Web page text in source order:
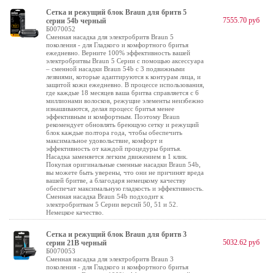
Сетка и режущий блок Braun для бритв 5
серии 54b черный
Б0070052
Сменная насадка для электробритв Braun 5
поколения - для Гладкого и комфортного бритья
ежедневно. Верните 100% эффективность вашей
электробритвы Braun 5 Серии с помощью аксессуара
– сменной насадки Braun 54b с 3 подвижными
лезвиями, которые адаптируются к контурам лица, и
защитой кожи ежедневно. В процессе использования,
где каждые 18 месяцев ваша бритва справляется с 6
миллионами волосков, режущие элементы неизбежно
изнашиваются, делая процесс бритья менее
эффективным и комфортным. Поэтому Braun
рекомендует обновлять бреющую сетку и режущий
блок каждые полтора года, чтобы обеспечить
максимальное удовольствие, комфорт и
эффективность от каждой процедуры бритья.
Насадка заменяется легким движением в 1 клик.
Покупая оригинальные сменные насадки Braun 54b,
вы можете быть уверены, что они не причинят вреда
вашей бритве, а благодаря немецкому качеству
обеспечат максимальную гладкость и эффективность.
Сменная насадка Braun 54b подходит к
электробритвам 5 Серии версий 50, 51 и 52.
Немецкое качество.
7555.70 руб
Сетка и режущий блок Braun для бритв 3
серии 21B черный
Б0070053
Сменная насадка для электробритв Braun 3
поколения - для Гладкого и комфортного бритья
5032.62 руб